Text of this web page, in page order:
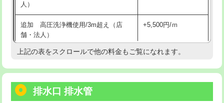
給水管工事※（土の掘削・埋め戻し作
業)
11,000円
給水管工事※（塩ビ管（VP・HI）使
用/3ｍまで)
用（追加）/3ｍ超え)
人）
追加 高圧洗浄機使用/3m超え（店
舗・法人）
+5,500円/ｍ
高度高圧洗浄換 現地調査
トーラー機使用/3mまで
上記の表をスクロールで他の料金もご覧になれます。
排水口 排水管